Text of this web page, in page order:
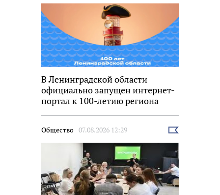
В Ленинградской области
официально запущен интернет-
портал к 100-летию региона
Общество 07.08.2026 12:29
Выбрать